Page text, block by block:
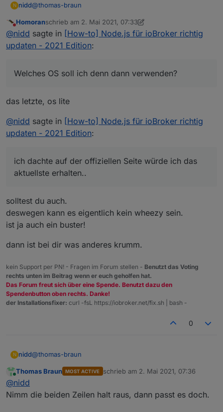
N nidd@thomas-braun
unter lsb_release erhalte ich
Description:    Raspbian GNU/Linux 10 (buster)
hier verwendet:https://www.raspberrypi.org/software/
aktuellste erhalten...
Welches OS soll ich denn dann verwenden?
gruß
Nicht stören
Homoranschrieb am 2. Mai 2021, 07:33
zuletzt editiert von Homoran5. Feb. 2021, 09:34
@nidd sagte in [How-to] Node.js für ioBroker richtig
updaten - 2021 Edition:
Welches OS soll ich denn dann verwenden?
das letzte, os lite
@nidd sagte in [How-to] Node.js für ioBroker richtig
updaten - 2021 Edition:
ich dachte auf der offiziellen Seite würde ich das
aktuellste erhalten..
solltest du auch.
deswegen kann es eigentlich kein wheezy sein.
ist ja auch ein buster!
dann ist bei dir was anderes krumm.
kein Support per PN! - Fragen im Forum stellen - Benutzt das Voting
rechts unten im Beitrag wenn er euch geholfen hat.
Das Forum freut sich über eine Spende. Benutzt dazu den
Spendenbutton oben rechts. Danke!
der Installationsfixer: curl -fsL https://iobroker.net/fix.sh | bash -
0
N nidd@thomas-braun
unter lsb_release erhalte ich
Online
Thomas Braun MOST ACTIVE schrieb am 2. Mai 2021, 07:36
zuletzt editiert von
@nidd
Nimm die beiden Zeilen halt raus, dann passt es doch.